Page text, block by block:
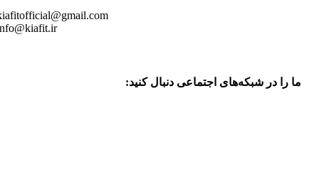
ما را در شبکه‌های اجتماعی دنبال کنید: